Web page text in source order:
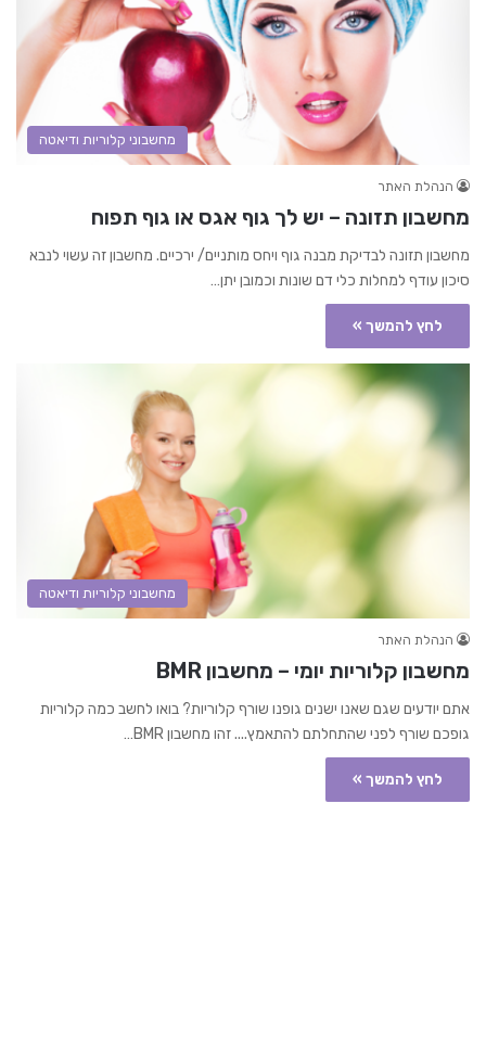
מחשבוני קלוריות ודיאטה
הנהלת האתר
מחשבון תזונה – יש לך גוף אגס או גוף תפוח
מחשבון תזונה לבדיקת מבנה גוף ויחס מותניים/ ירכיים. מחשבון זה עשוי לנבא
סיכון עודף למחלות כלי דם שונות וכמובן יתן…
לחץ להמשך »
מחשבוני קלוריות ודיאטה
הנהלת האתר
מחשבון קלוריות יומי – מחשבון BMR
אתם יודעים שגם שאנו ישנים גופנו שורף קלוריות? בואו לחשב כמה קלוריות
גופכם שורף לפני שהתחלתם להתאמץ.... זהו מחשבון BMR…
לחץ להמשך »